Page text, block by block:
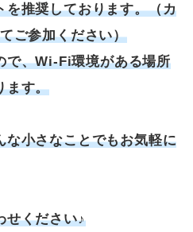
推奨しております。（カ
ご参加ください）
、Wi-Fi環境がある場所
ます。
な小さなことでもお気軽に
せください♪